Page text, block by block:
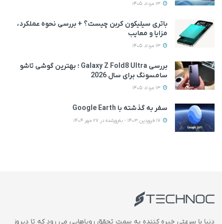
باتری سیلیکون کربن چیست؟ + بررسی نحوه عملکرد،
مزایا و معایب
بررسی Galaxy Z Fold8 Ultra ؛ بهترین گوشی تاشو
سامسونگ برای سال 2026
سفر به گذشته با Google Earth
دنیا با سرعتی خیره کننده به سمت تحقق رویاهایی می رود که تا دیروز